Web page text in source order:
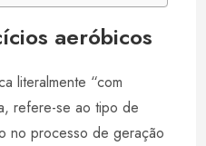
aeróbicos
literalmente “com
refere-se ao tipo de
no processo de geração